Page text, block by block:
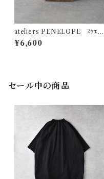
ateliers PENELOPE ｽｸｴｱ
ﾊﾞｯｸﾞ (ｸﾞﾚｰ)
¥6,600
セール中の商品